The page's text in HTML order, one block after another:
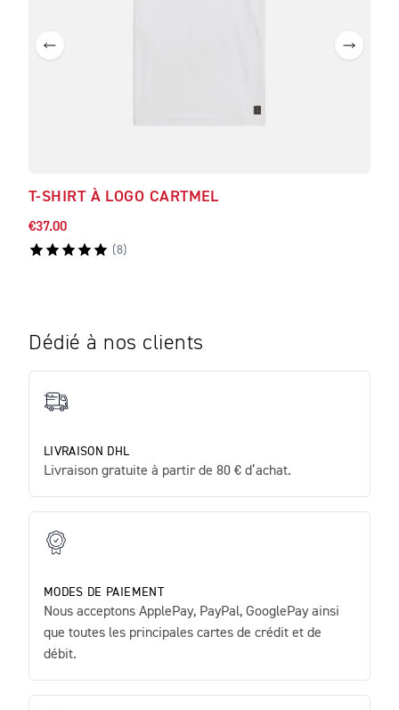
T-SHIRT À LOGO CARTMEL
€37.00
(8)
Dédié à nos clients
LIVRAISON DHL
Livraison gratuite à partir de 80 € d’achat.
MODES DE PAIEMENT
Nous acceptons ApplePay, PayPal, GooglePay ainsi
que toutes les principales cartes de crédit et de
débit.